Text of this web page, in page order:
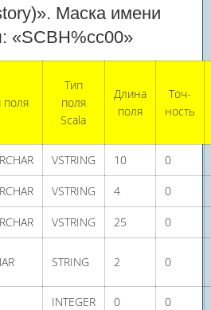
Маска имени
«SCBH%cc00»
поля
Тип
поля
Scala
Длина
поля
Точ­
ность
VSTRING 10 0
VSTRING 4 0
VSTRING 25 0
STRING 2 0
INTEGER 0 0